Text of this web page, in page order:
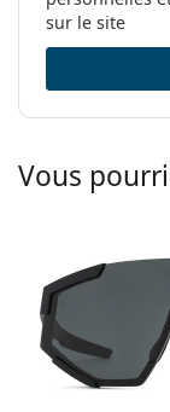
sur le site
Vous